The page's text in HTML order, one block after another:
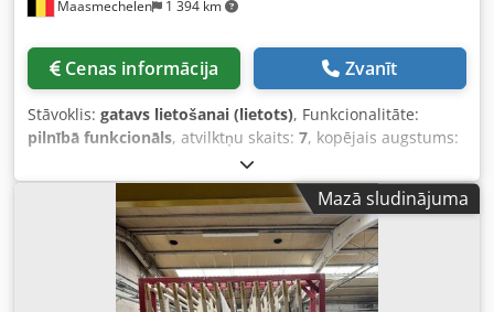
Maasmechelen 1 394 km
Cenas informācija Zvanīt
Stāvoklis: gatavs lietošanai (lietots), Funkcionalitāte:
pilnībā funkcionāls, atvilktņu skaits: 7, kopējais augstums:
, kopējais platums:2 650 mm
2 950 mm, dakšu garums:250 mm, Ļoti izturīgas
konstrukcijas glabāšanas plaukts ar 7 pozīcijām loksnēm
(katra pozīcija loksnēm izmērā L2330xH1800mm); katram
plauktam ir 25cm pamatne. Transportēšanai nepieciešams
2700mm platums, konstrukcija ir metināta! Kopējie ārējie
izmēri: L2950xP2650xA2450mm. Dodoy N Tavepfx Aqcjkr
Mazā sludinājuma